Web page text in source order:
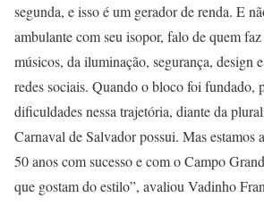
segunda, e isso é um gerador de renda. E
ambulante com seu isopor, falo de quem
músicos, da iluminação, segurança, design
redes sociais. Quando o bloco foi fundado,
dificuldades nessa trajetória, diante da
Carnaval de Salvador possui. Mas estamos
50 anos com sucesso e com o Campo
que gostam do estilo”, avaliou Vadinho